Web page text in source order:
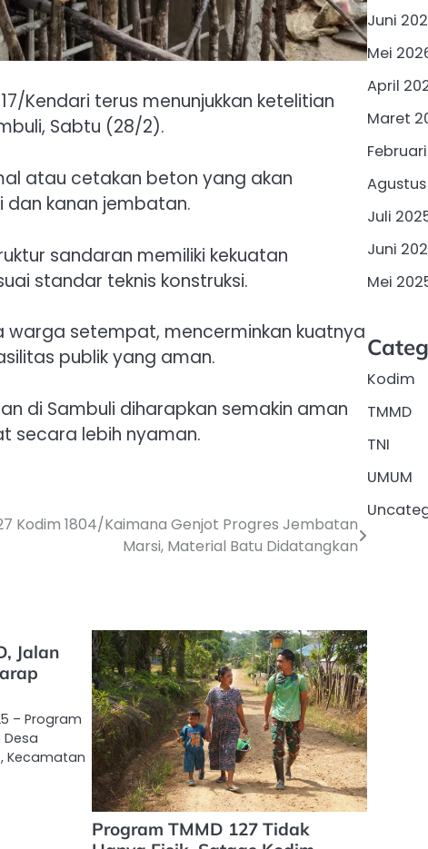
Kendari terus menunjukkan ketelitian
Sabtu (28/2).
atau cetakan beton yang akan
dan kanan jembatan.
sandaran memiliki kekuatan
standar teknis konstruksi.
setempat, mencerminkan kuatnya
publik yang aman.
di Sambuli diharapkan semakin aman
secara lebih nyaman.
Kodim 1804/Kaimana Genjot Progres Jembatan
Marsi, Material Batu Didatangkan
Jalan
– Program
Kecamatan
Program TMMD 127 Tidak
Juni
Mei
April
Maret
Juli
Juni
Mei
Kodim
TMMD
TNI
UMUM